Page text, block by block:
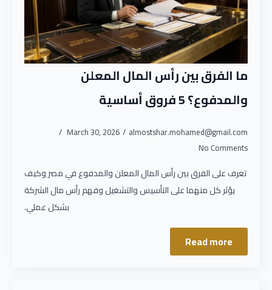
ما الفرق بين رأس المال المعلن
والمدفوع؟ 5 فروق أساسية
almostshar.mohamed@gmail.com
March 30, 2026
No Comments
تعرف على الفرق بين رأس المال المعلن والمدفوع في مصر وكيف
يؤثر كل منهما على التأسيس والتشغيل وفهم رأس مال الشركة
بشكل عملي.
Read more